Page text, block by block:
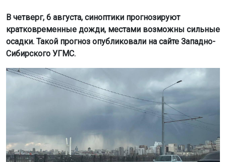
В четверг, 6 августа, синоптики прогнозируют
кратковременные дожди, местами возможны сильные
осадки. Такой прогноз опубликовали на сайте Западно-
Сибирского УГМС.